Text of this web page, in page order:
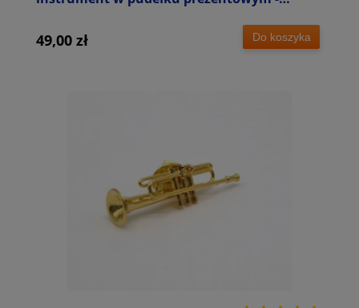
49,00 zł Do koszyka